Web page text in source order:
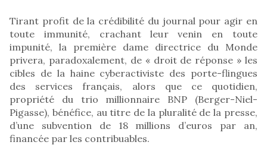
Tirant profit de la crédibilité du journal pour agir en
toute immunité, crachant leur venin en toute
impunité, la première dame directrice du Monde
privera, paradoxalement, de « droit de réponse » les
cibles de la haine cyberactiviste des porte-flingues
des services français, alors que ce quotidien,
propriété du trio millionnaire BNP (Berger-Niel-
Pigasse), bénéfice, au titre de la pluralité de la presse,
d’une subvention de 18 millions d’euros par an,
financée par les contribuables.